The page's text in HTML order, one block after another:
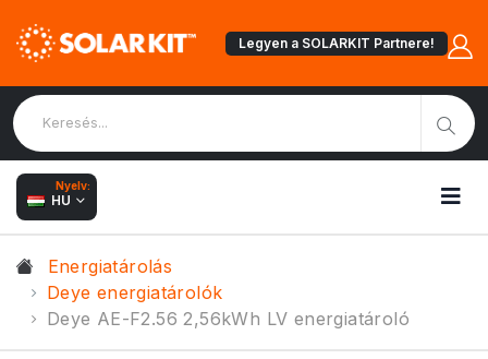
Legyen a SOLARKIT Partnere!
Nyelv:
HU
Energiatárolás
Deye energiatárolók
Deye AE-F2.56 2,56kWh LV energiatároló